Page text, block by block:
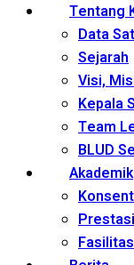
Tentang
Data
Sejarah
Visi,
Kepala
Team
BLUD
Akademik
Prestasi
Fasilitas